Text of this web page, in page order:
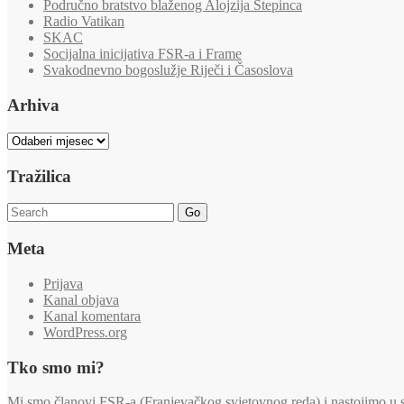
Područno bratstvo blaženog Alojzija Stepinca
Radio Vatikan
SKAC
Socijalna inicijativa FSR-a i Frame
Svakodnevno bogoslužje Riječi i Časoslova
Arhiva
Arhiva
Tražilica
Go
Meta
Prijava
Kanal objava
Kanal komentara
WordPress.org
Tko smo mi?